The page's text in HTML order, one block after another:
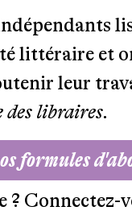
littéraire et
leur
des libraires.
formules
? Connectez-